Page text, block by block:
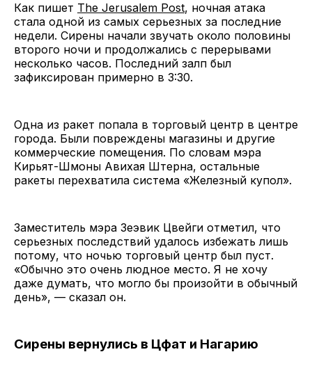
Как пишет The Jerusalem Post, ночная атака
стала одной из самых серьезных за последние
недели. Сирены начали звучать около половины
второго ночи и продолжались с перерывами
несколько часов. Последний залп был
зафиксирован примерно в 3:30.
Одна из ракет попала в торговый центр в центре
города. Были повреждены магазины и другие
коммерческие помещения. По словам мэра
Кирьят-Шмоны Авихая Штерна, остальные
ракеты перехватила система «Железный купол».
Заместитель мэра Зеэвик Цвейги отметил, что
серьезных последствий удалось избежать лишь
потому, что ночью торговый центр был пуст.
«Обычно это очень людное место. Я не хочу
даже думать, что могло бы произойти в обычный
день», — сказал он.
Сирены вернулись в Цфат и Нагарию